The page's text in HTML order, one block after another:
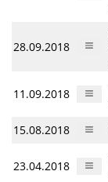
28.09.2018
11.09.2018
15.08.2018
23.04.2018